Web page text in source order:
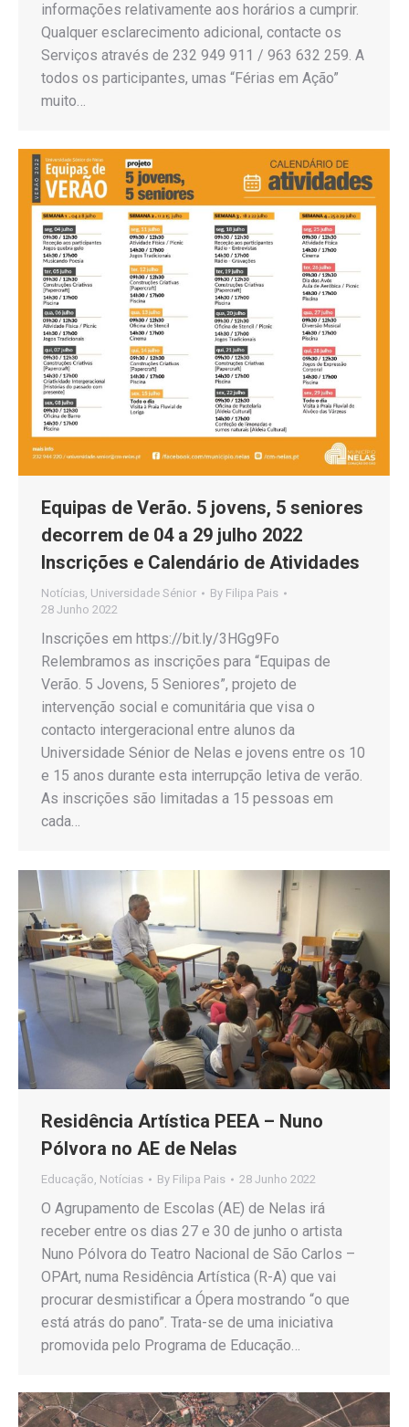
informações relativamente aos horários a cumprir.
Qualquer esclarecimento adicional, contacte os
Serviços através de 232 949 911 / 963 632 259. A
todos os participantes, umas “Férias em Ação”
muito…
Equipas de Verão. 5 jovens, 5 seniores
decorrem de 04 a 29 julho 2022
Inscrições e Calendário de Atividades
Notícias, Universidade Sénior By Filipa Pais
28 Junho 2022
Inscrições em https://bit.ly/3HGg9Fo
Relembramos as inscrições para “Equipas de
Verão. 5 Jovens, 5 Seniores”, projeto de
intervenção social e comunitária que visa o
contacto intergeracional entre alunos da
Universidade Sénior de Nelas e jovens entre os 10
e 15 anos durante esta interrupção letiva de verão.
As inscrições são limitadas a 15 pessoas em
cada…
Residência Artística PEEA – Nuno
Pólvora no AE de Nelas
Educação Notícias By Filipa Pais 28 Junho 2022
O Agrupamento de Escolas (AE) de Nelas irá
receber entre os dias 27 e 30 de junho o artista
Nuno Pólvora do Teatro Nacional de São Carlos –
OPArt, numa Residência Artística (R-A) que vai
procurar desmistificar a Ópera mostrando “o que
está atrás do pano”. Trata-se de uma iniciativa
promovida pelo Programa de Educação…